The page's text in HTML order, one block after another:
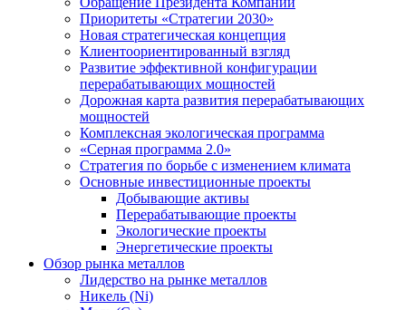
Приоритеты «Стратегии 2030»
Новая стратегическая концепция
Клиентоориентированный взгляд
Развитие эффективной конфигурации
перерабатывающих мощностей
Дорожная карта развития перерабатывающих
мощностей
Комплексная экологическая программа
«Серная программа 2.0»
Стратегия по борьбе с изменением климата
Основные инвестиционные проекты
Добывающие активы
Перерабатывающие проекты
Экологические проекты
Энергетические проекты
Обзор рынка металлов
Лидерство на рынке металлов
Никель (Ni)